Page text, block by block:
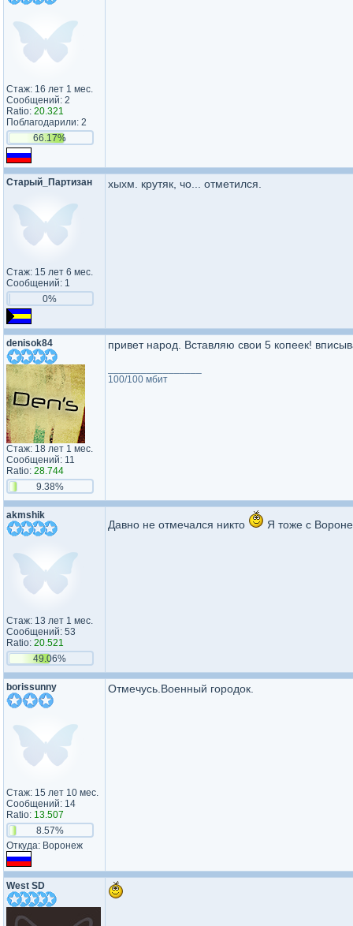
Стаж: 16 лет 1 мес.
Сообщений: 2
Ratio: 20.321
Поблагодарили: 2
66.17%
Старый_Партизан
Стаж: 15 лет 6 мес.
Сообщений: 1
0%
хыхм. крутяк, чо... отметился.
denisok84
Стаж: 18 лет 1 мес.
Сообщений: 11
Ratio: 28.744
9.38%
привет народ. Вставляю свои 5 копеек!
100/100 мбит
akmshik
Стаж: 13 лет 1 мес.
Сообщений: 53
Ratio: 20.521
49.06%
Давно не отмечался никто Я тоже с
borissunny
Стаж: 15 лет 10 мес.
Сообщений: 14
Ratio: 13.507
8.57%
Откуда: Воронеж
Отмечусь.Военный городок.
West SD